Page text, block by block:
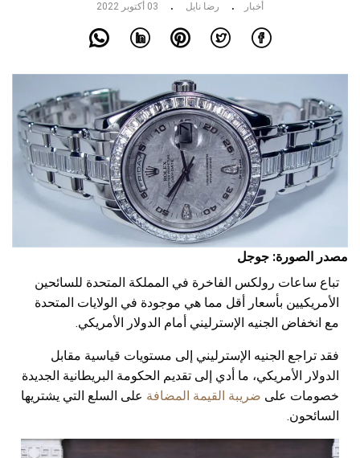
أخبار رضا نايل 03 أكتوبر 2022
مصدر الصورة: جوجل
تباع ساعات رولكس الفاخرة في المملكة المتحدة للسائحين
الأمريكيين بأسعار أقل مما هي موجودة في الولايات المتحدة
مع انخفاض الجنيه الإسترليني أمام الدولار الأمريكي.
فقد تراجع الجنيه الإسترليني إلى مستويات قياسية مقابل
الدولار الأمريكي، ما أدي إلى تقديم الحكومة البريطانية الجديدة
خصومات على ضريبة القيمة المضافة على السلع التي يشتريها
السائحون.